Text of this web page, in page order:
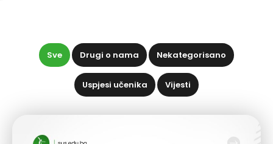
Sve Drugi o nama Nekategorisano
Uspjesi učenika Vijesti